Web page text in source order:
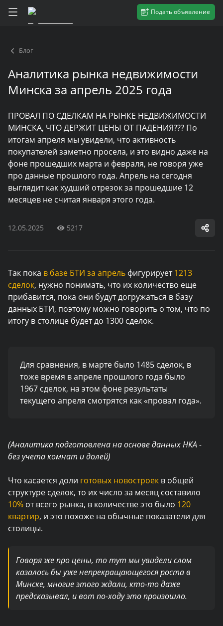
Подать объявление
Блог
Аналитика рынка недвижимости
Минска за апрель 2025 года
ПРОВАЛ ПО СДЕЛКАМ НА РЫНКЕ НЕДВИЖИМОСТИ
МИНСКА, ЧТО ДЕРЖИТ ЦЕНЫ ОТ ПАДЕНИЯ??? По
итогам апреля мы увидели, что активность
покупателей заметно просела, и это видно даже на
фоне прошедших марта и февраля, не говоря уже
про данные прошлого года. Апрель на сегодня
выглядит как худший отрезок за прошедшие 12
месяцев не считая января этого года.
12.05.2025 5217
Так пока в базе БТИ за апрель фигурирует1213
сделок, нужно понимать, что их количество еще
прибавится, пока они будут догружаться в базу
данных БТИ, поэтому можно говорить о том, что по
итогу в столице будет до 1300 сделок.
Для сравнения, в марте было 1485 сделок, в
тоже время в апреле прошлого года было
1967 сделок, на этом фоне результаты
текущего апреля смотрятся как «провал года».
(Аналитика подготовлена на основе данных НКА -
без учета комнат и долей)
Что касается доли готовых новостроек в общей
структуре сделок, то их число за месяц составило
10% от всего рынка, в количестве это было 120
квартир, и это похоже на обычные показатели для
столицы.
Говоря же про цены, то тут мы увидели слом
казалось бы уже непрекращающегося роста в
Минске, многие этого ждали, кто-то даже
предсказывал, и вот по-ходу это произошло.